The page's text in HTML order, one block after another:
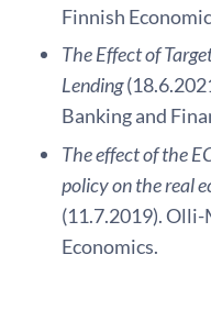
Finnish
The Effect of
Lending
Banking and
The effect of the
policy on the real
(11.7.2019).
Economics.